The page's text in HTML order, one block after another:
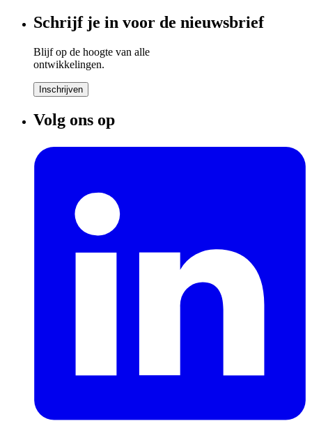
Schrijf je in voor de nieuwsbrief
Blijf op de hoogte van alle
ontwikkelingen.
Inschrijven
Volg ons op